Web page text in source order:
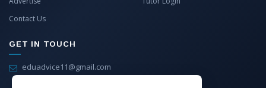
Contact Us
GET IN TOUCH
eduadvice11@gmail.com